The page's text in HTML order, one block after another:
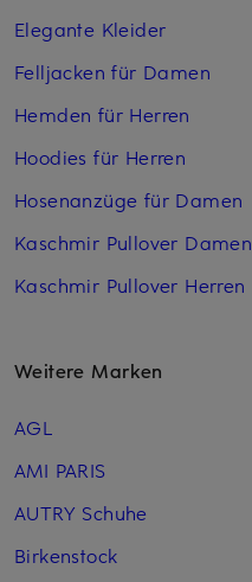
Elegante Kleider
Felljacken für Damen
Hemden für Herren
Hoodies für Herren
Hosenanzüge für Damen
Kaschmir Pullover Damen
Kaschmir Pullover Herren
Weitere Marken
AGL
AMI PARIS
AUTRY Schuhe
Birkenstock